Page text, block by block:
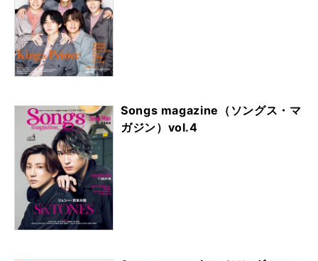
Songs magazine（ソングス・マ
ガジン）vol.4